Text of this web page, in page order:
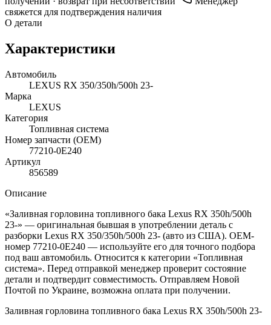
свяжется для подтверждения наличия
О детали
Характеристики
Автомобиль
LEXUS RX 350/350h/500h 23-
Марка
LEXUS
Категория
Топливная система
Номер запчасти (OEM)
77210-0E240
Артикул
856589
Описание
«Заливная горловина топливного бака Lexus RX 350h/500h
23-» — оригинальная бывшая в употреблении деталь с
разборки Lexus RX 350/350h/500h 23- (авто из США). OEM-
номер 77210-0E240 — используйте его для точного подбора
под ваш автомобиль. Относится к категории «Топливная
система». Перед отправкой менеджер проверит состояние
детали и подтвердит совместимость. Отправляем Новой
Почтой по Украине, возможна оплата при получении.
Заливная горловина топливного бака Lexus RX 350h/500h 23-